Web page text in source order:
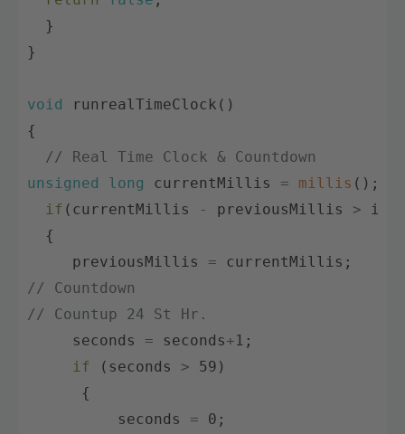
}
}
void runrealTimeClock ( )
{
// Real Time Clock & Countdown
unsigned
long currentMillis = millis ( ) ;
if ( currentMillis - previousMillis >
{
previousMillis
= currentMillis ;
// Countdown
// Countup 24 St Hr.
seconds
= seconds+1 ;
if
( seconds > 59 )
{
seconds
= 0 ;